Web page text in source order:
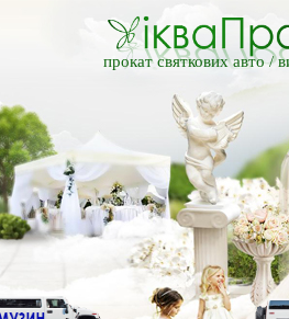
прокат святкових авто /